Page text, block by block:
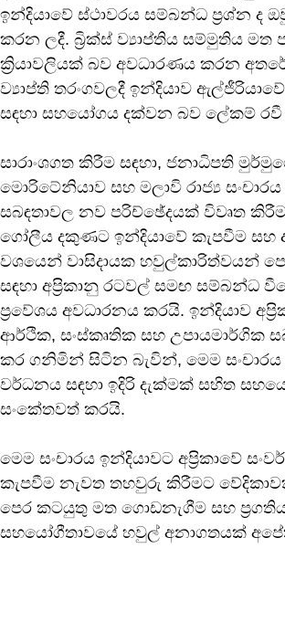
ඉන්දියාවේ ස්ථාවරය සම්බන්ධ ප්‍රශ්න ද
කරන ලදී. බ්‍රික්ස් ව්‍යාප්තිය සම්මුතිය මත
ක්‍රියාවලියක් බව අවධාරණය කරන
ව්‍යාප්ති තරංගවලදී ඉන්දියාව
සඳහා සහයෝගය දක්වන බව ලේකම්
සාරාංශගත කිරීම සඳහා, ජනාධිපති
මොරිටේනියාව සහ මලාවි රාජ්‍ය සංචාරය
සබඳතාවල නව පරිච්ඡේදයක් විවෘත
ගෝලීය දකුණට ඉන්දියාවේ කැපවීම සහ
වශයෙන් වාසිදායක හවුල්කාරිත්වයන්
සඳහා අප්‍රිකානු රටවල් සමඟ සම්බන්ධ
ප්‍රවේශය අවධාරනය කරයි. ඉන්දියාව
ආර්ථික, සංස්කෘතික සහ උපායමාර්ගික
කර ගනිමින් සිටින බැවින්, මෙම
වර්ධනය සඳහා ඉදිරි දැක්මක් සහිත
සංකේතවත් කරයි.
මෙම සංචාරය ඉන්දියාවට අප්‍රිකාවේ
කැපවීම නැවත තහවුරු කිරීමට
පෙර කටයුතු මත ගොඩනැගීම සහ
සහයෝගීතාවයේ හවුල් අනාගතයක්